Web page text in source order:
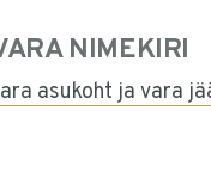
NIMEKIRI
asukoht ja vara